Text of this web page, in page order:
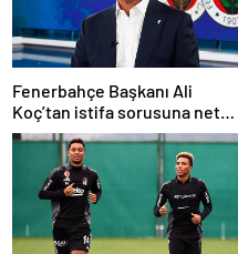
Fenerbahçe Başkanı Ali
Koç’tan istifa sorusuna net
yanıt! Mourinho’ya gelen dev
teklifi açıkladı